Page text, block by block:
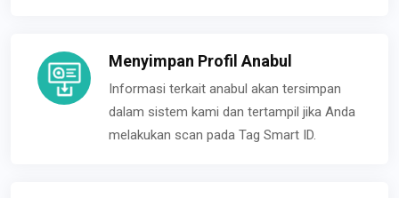
Menyimpan Profil Anabul
Informasi terkait anabul akan tersimpan
dalam sistem kami dan tertampil jika Anda
melakukan scan pada Tag Smart ID.